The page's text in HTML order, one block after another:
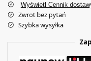
Wyświetl Cennik
Zwrot bez pytań
Szybka wysyłka